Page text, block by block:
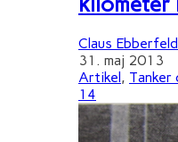
Claus Ebberfeld
31. maj 2013
Artikel ,
14